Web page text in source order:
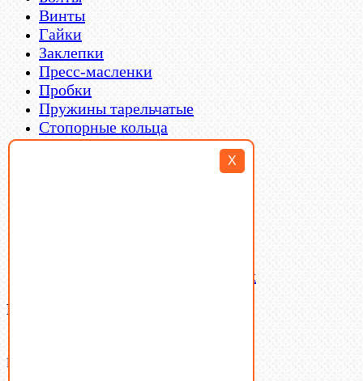
X
Винты
Гайки
Заклепки
Пресс-масленки
Пробки
Пружины тарельчатые
Стопорные кольца
Такелаж
Латунный и бронзовый крепеж
Ваша корзина
В корзине нет товаров.